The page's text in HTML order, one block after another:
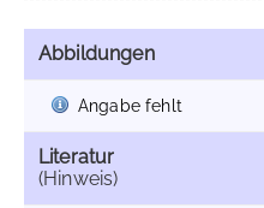
Abbildungen
Angabe fehlt
Literatur
(Hinweis)